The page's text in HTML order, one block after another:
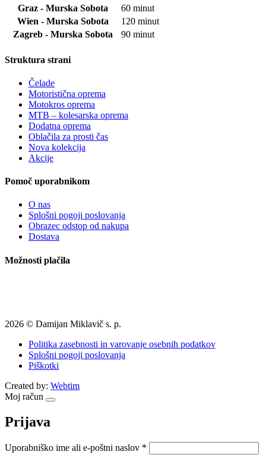
Graz - Murska Sobota
60 minut
Wien - Murska Sobota
120 minut
Zagreb - Murska Sobota
90 minut
Struktura strani
Čelade
Motoristična oprema
Motokros oprema
MTB – kolesarska oprema
Dodatna oprema
Oblačila za prosti čas
Nova kolekcija
Akcije
Pomoč uporabnikom
O nas
Splošni pogoji poslovanja
Obrazec odstop od nakupa
Dostava
Možnosti plačila
2026 © Damijan Miklavič s. p.
Politika zasebnosti in varovanje osebnih podatkov
Splošni pogoji poslovanja
Piškotki
Created by: Webtim
Moj račun
Prijava
Uporabniško ime ali e-poštni naslov *